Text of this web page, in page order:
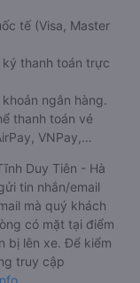
tế (Visa, Master
thanh toán trực
ngân hàng.
thanh toán vé
VNPay,…
Duy Tiên - Hà
tin nhắn/email
mà quý khách
có mặt tại điểm
bị lên xe. Để kiểm
truy cập